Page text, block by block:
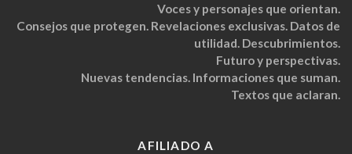
Voces y personajes que orientan.
Consejos que protegen. Revelaciones exclusivas. Datos de
utilidad. Descubrimientos.
Futuro y perspectivas.
Nuevas tendencias. Informaciones que suman.
Textos que aclaran.
AFILIADO A